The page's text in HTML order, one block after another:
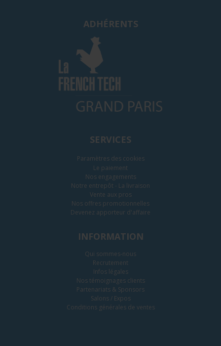
ADHÉRENTS
SERVICES
Paramètres des cookies
Le paiement
Nos engagements
Notre entrepôt - La livraison
Vente aux pros
Nos offres promotionnelles
Devenez apporteur d'affaire
INFORMATION
Qui sommes-nous
Recrutement
Infos légales
Nos témoignages clients
Partenariats & Sponsors
Salons / Expos
Conditions générales de ventes